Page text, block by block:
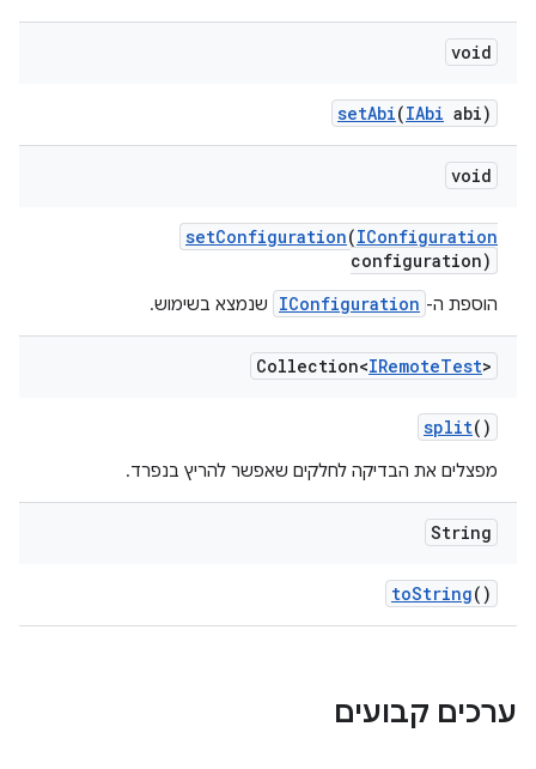
void
setAbi(IAbi abi)
void
setConfiguration(IConfiguration
configuration)
הוספת ה- IConfiguration שנמצא בשימוש.
Collection<IRemoteTest>
split()
מפצלים את הבדיקה לחלקים שאפשר להריץ בנפרד.
String
toString()
ערכים קבועים